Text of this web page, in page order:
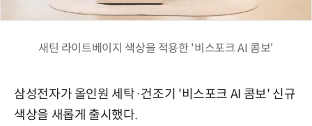
새틴 라이트베이지 색상을 적용한 '비스포크 AI 콤보'
삼성전자가 올인원 세탁·건조기 '비스포크 AI 콤보' 신규
색상을 새롭게 출시했다.